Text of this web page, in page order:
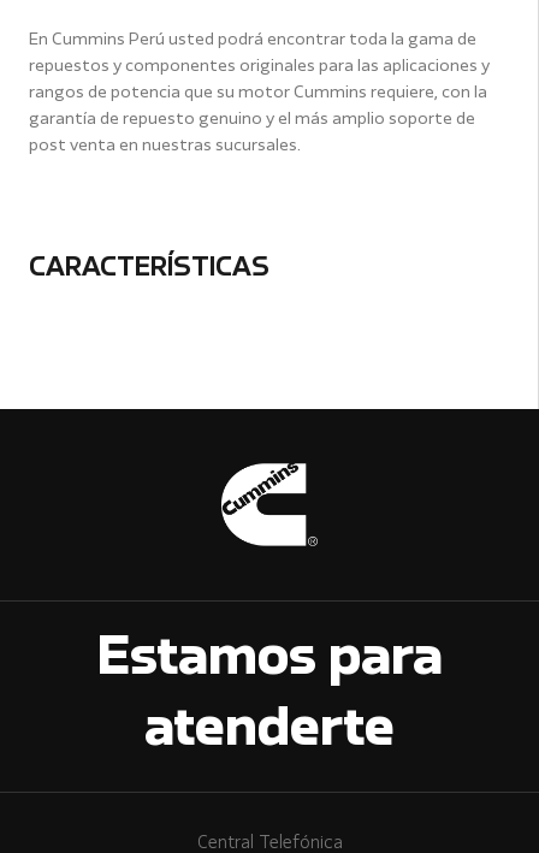
En Cummins Perú usted podrá encontrar toda la gama de
repuestos y componentes originales para las aplicaciones y
rangos de potencia que su motor Cummins requiere, con la
garantía de repuesto genuino y el más amplio soporte de
post venta en nuestras sucursales.
CARACTERÍSTICAS
Estamos para
atenderte
Central Telefónica